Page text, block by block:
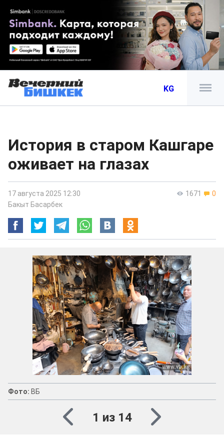
KG
История в старом Кашгаре
оживает на глазах
1671 0
17 августа 2025 12:30
Бакыт Басарбек
Фото: ВБ
1 из 14